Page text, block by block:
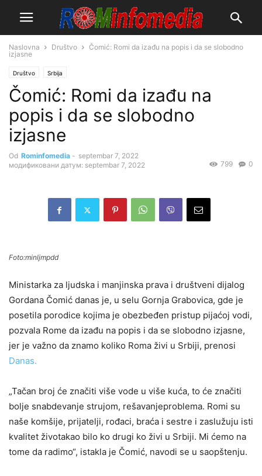
Naslovna Društvo
Čomić: Romi da izađu na popis i da se slobodno
izjasne
Društvo Srbija
Čomić: Romi da izađu na
popis i da se slobodno
izjasne
Od Rominfomedia - septembar 7, 2022
модификовани датум: septembar 7, 2022
0
799
Foto:minljmpdd
Ministarka za ljudska i manjinska prava i društveni dijalog
Gordana Čomić danas je, u selu Gornja Grabovica, gde je
posetila porodice kojima je obezbeđen pristup pijaćoj vodi,
pozvala Rome da izađu na popis i da se slobodno izjasne,
jer je važno da znamo koliko Roma živi u Srbiji, prenosi
Danas.
„Tačan broj će značiti više vode u više kuća, to će značiti
bolje snabdevanje strujom, rešavanjeproblema. Romi su
naše komšije, prijatelji, rođaci, braća i sestre i zaslužuju isti
kvalitet životakao bilo ko drugi ko živi u Srbiji. Mi ćemo na
tome da radimo“, istakla je Čomić, navodi se u saopštenju.